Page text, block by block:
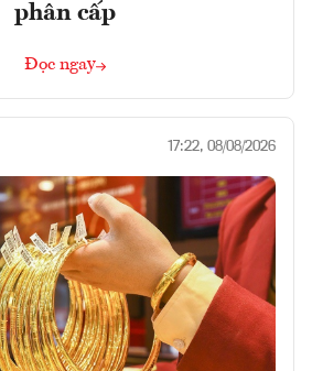
phân cấp
Đọc ngay
17:22, 08/08/2026